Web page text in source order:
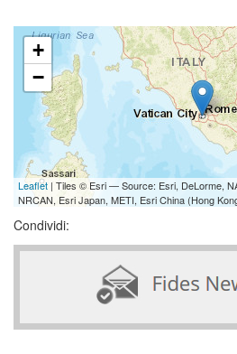
+
−
Leaflet | Tiles © Esri — Source: Esri, DeLorme,
NRCAN, Esri Japan, METI, Esri China (Hong
Condividi: